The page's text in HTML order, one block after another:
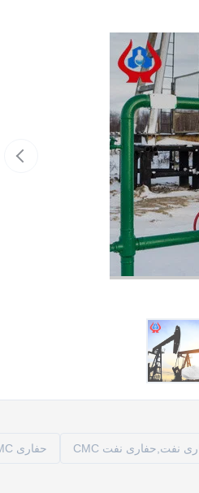
حفاری CMC با ویسکوزیتی بالا,حفاری CMC,مواد حفاری افزودنی